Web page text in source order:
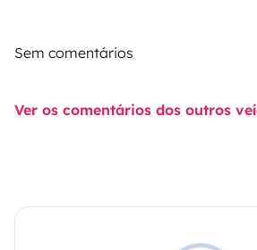
Sem comentários
Ver os comentários dos outros